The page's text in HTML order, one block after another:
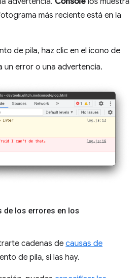
más reciente está en la
de pila, haz clic en el ícono de
un error o una advertencia.
de los errores en los
cadenas de causas de
de pila, si las hay.